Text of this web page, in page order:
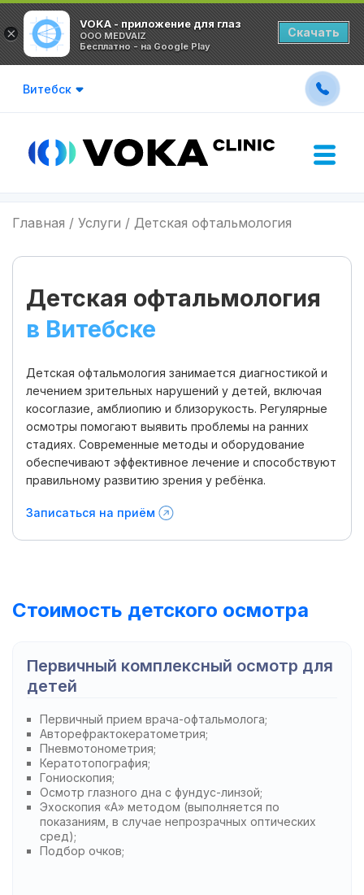
Витебск
Главная Услуги Детская офтальмология
Детская офтальмология
в Витебске
Детская офтальмология занимается диагностикой и
лечением зрительных нарушений у детей, включая
косоглазие, амблиопию и близорукость. Регулярные
осмотры помогают выявить проблемы на ранних
стадиях. Современные методы и оборудование
обеспечивают эффективное лечение и способствуют
правильному развитию зрения у ребёнка.
Записаться на приём
Стоимость детского осмотра
Первичный комплексный осмотр для
детей
Первичный прием врача-офтальмолога;
Авторефрактокератометрия;
Пневмотонометрия;
Кератотопография;
Гониоскопия;
Осмотр глазного дна с фундус-линзой;
Эхоскопия «А» методом (выполняется по
показаниям, в случае непрозрачных оптических
сред);
Подбор очков;
×
VOKA - приложение для глаз
OOO MEDVAIZ
Бесплатно - на Google Play
Скачать